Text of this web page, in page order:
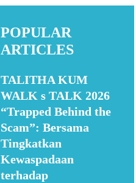
POPULAR
ARTICLES
TALITHA KUM
WALK s TALK 2026
“Trapped Behind the
Scam”: Bersama
Tingkatkan
Kewaspadaan
terhadap